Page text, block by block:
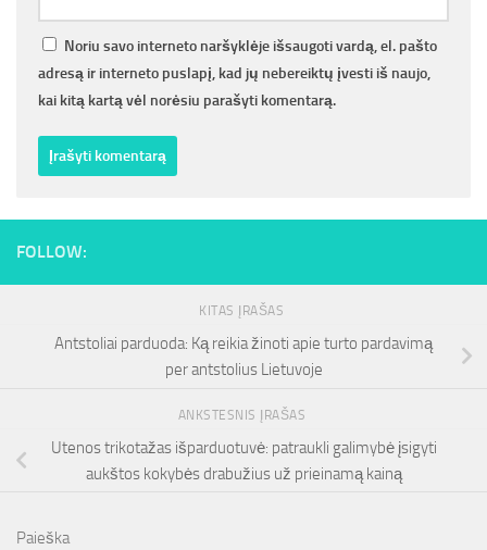
Noriu savo interneto naršyklėje išsaugoti vardą, el. pašto
adresą ir interneto puslapį, kad jų nebereiktų įvesti iš naujo,
kai kitą kartą vėl norėsiu parašyti komentarą.
FOLLOW:
KITAS ĮRAŠAS
Antstoliai parduoda: Ką reikia žinoti apie turto pardavimą
per antstolius Lietuvoje
ANKSTESNIS ĮRAŠAS
Utenos trikotažas išparduotuvė: patraukli galimybė įsigyti
aukštos kokybės drabužius už prieinamą kainą
Paieška